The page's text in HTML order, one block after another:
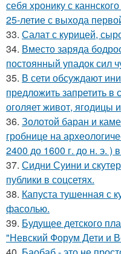
себя хронику с
25-летие с выхода
33. Салат с курицей,
34. Вместо заряда
постоянный упадок сил
35. В сети обсуждают
предложить запретить в
оголяет живот, ягодицы
36. Золотой баран и
гробнице на
2400 до 1600 г. до н. э. )
37. Сидни Суини и
публики в соцсетях.
38. Капуста тушенная с
фасолью.
39. Будущее детского
"Невский Форум Дети и